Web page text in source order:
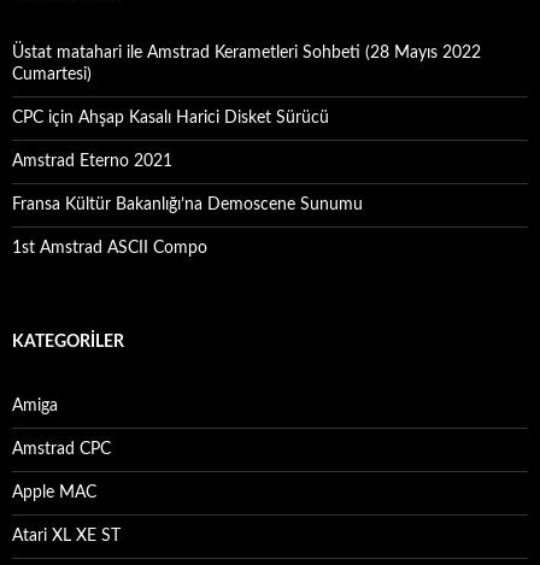
Üstat matahari ile Amstrad Kerametleri Sohbeti (28 Mayıs 2022
Cumartesi)
CPC için Ahşap Kasalı Harici Disket Sürücü
Amstrad Eterno 2021
Fransa Kültür Bakanlığı’na Demoscene Sunumu
1st Amstrad ASCII Compo
KATEGORILER
Amiga
Amstrad CPC
Apple MAC
Atari XL XE ST